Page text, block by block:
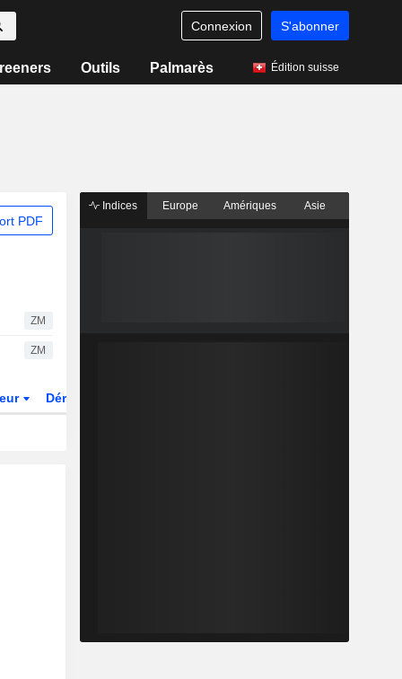
Connexion S'abonner
Outils Palmarès Édition suisse
PDF
ZM
ZM
Dérivés
Indices Europe Amériques Asie